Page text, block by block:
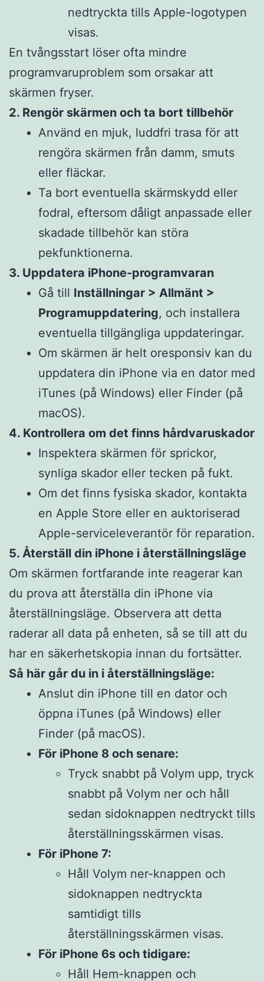
nedtryckta tills Apple-logotypen
visas.
En tvångsstart löser ofta mindre
programvaruproblem som orsakar att
skärmen fryser.
2. Rengör skärmen och ta bort tillbehör
Använd en mjuk, luddfri trasa för att
rengöra skärmen från damm, smuts
eller fläckar.
Ta bort eventuella skärmskydd eller
fodral, eftersom dåligt anpassade eller
skadade tillbehör kan störa
pekfunktionerna.
3. Uppdatera iPhone-programvaran
Gå till Inställningar > Allmänt >
Programuppdatering, och installera
eventuella tillgängliga uppdateringar.
Om skärmen är helt oresponsiv kan du
uppdatera din iPhone via en dator med
iTunes (på Windows) eller Finder (på
macOS).
4. Kontrollera om det finns hårdvaruskador
Inspektera skärmen för sprickor,
synliga skador eller tecken på fukt.
Om det finns fysiska skador, kontakta
en Apple Store eller en auktoriserad
Apple-serviceleverantör för reparation.
5. Återställ din iPhone i återställningsläge
Om skärmen fortfarande inte reagerar kan
du prova att återställa din iPhone via
återställningsläge. Observera att detta
raderar all data på enheten, så se till att du
har en säkerhetskopia innan du fortsätter.
Så här går du in i återställningsläge:
Anslut din iPhone till en dator och
öppna iTunes (på Windows) eller
Finder (på macOS).
För iPhone 8 och senare:
Tryck snabbt på Volym upp, tryck
snabbt på Volym ner och håll
sedan sidoknappen nedtryckt tills
återställningsskärmen visas.
För iPhone 7:
Håll Volym ner-knappen och
sidoknappen nedtryckta
samtidigt tills
återställningsskärmen visas.
För iPhone 6s och tidigare:
Håll Hem-knappen och